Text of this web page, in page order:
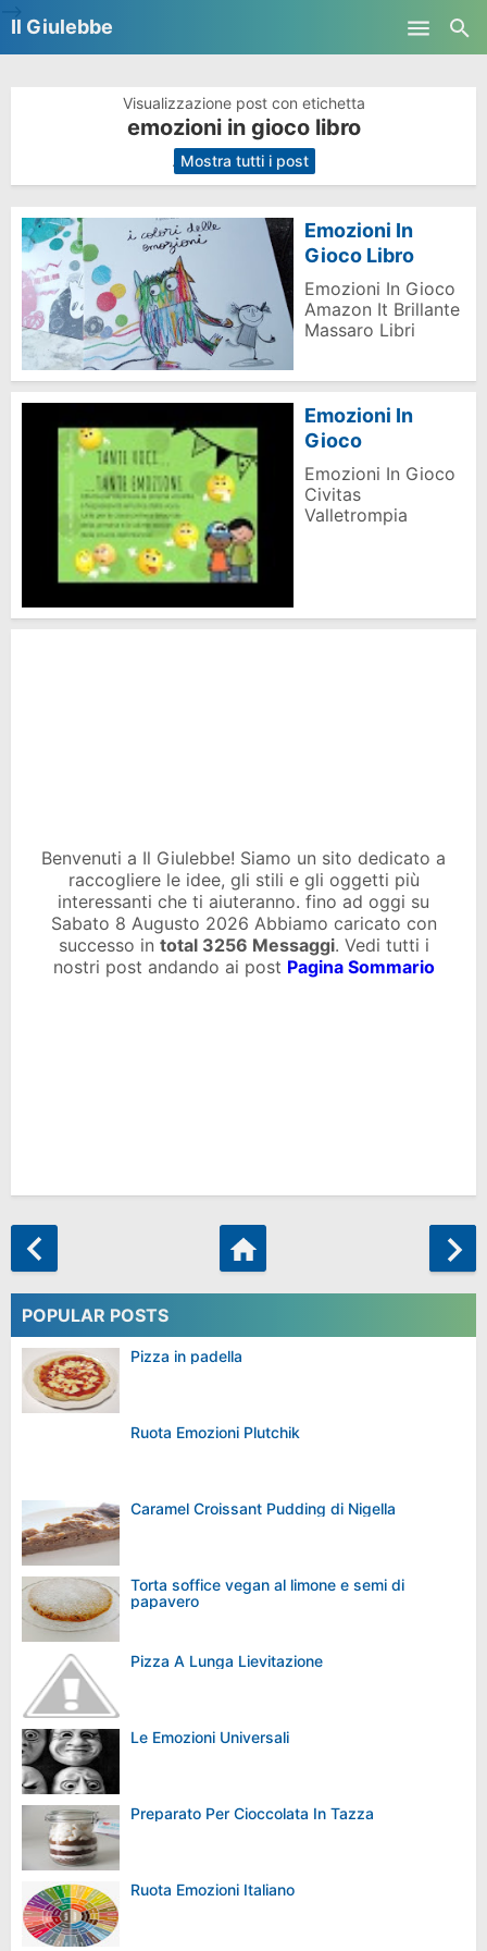
Il Giulebbe
Visualizzazione post con etichetta
emozioni in gioco libro
. Mostra tutti i post
Emozioni In
Gioco Libro
Emozioni In Gioco
Amazon It Brillante
Massaro Libri
Emozioni In
Gioco
Emozioni In Gioco
Civitas
Valletrompia
Benvenuti a Il Giulebbe! Siamo un sito dedicato a
raccogliere le idee, gli stili e gli oggetti più
interessanti che ti aiuteranno. fino ad oggi su
Sabato 8 Augusto 2026 Abbiamo caricato con
successo in total 3256 Messaggi. Vedi tutti i
nostri post andando ai post Pagina Sommario
POPULAR POSTS
Pizza in padella
Ruota Emozioni Plutchik
Caramel Croissant Pudding di Nigella
Torta soffice vegan al limone e semi di
papavero
Pizza A Lunga Lievitazione
Le Emozioni Universali
Preparato Per Cioccolata In Tazza
Ruota Emozioni Italiano